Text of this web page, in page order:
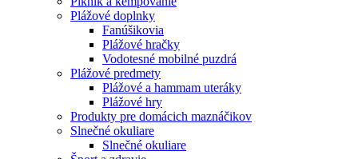
Plážové doplnky
Fanúšikovia
Plážové hračky
Vodotesné mobilné puzdrá
Plážové predmety
Plážové a hammam uteráky
Plážové hry
Produkty pre domácich maznáčikov
Slnečné okuliare
Slnečné okuliare